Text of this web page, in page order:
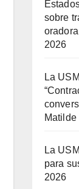
sobre
2026
La
Matilde
La
para
2026